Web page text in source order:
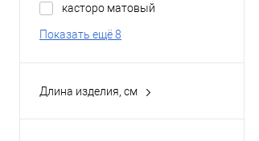
касторо матовый
Показать ещё 8
Длина изделия, см